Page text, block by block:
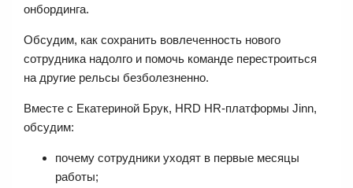
онбординга.
Обсудим, как сохранить вовлеченность нового
сотрудника надолго и помочь команде перестроиться
на другие рельсы безболезненно.
Вместе с Екатериной Брук, HRD HR-платформы Jinn,
обсудим:
почему сотрудники уходят в первые месяцы
работы;